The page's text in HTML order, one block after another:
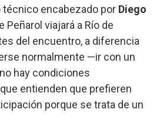
técnico encabezado por Diego
Peñarol viajará a Río de
del encuentro, a diferencia
normalmente —ir con un
hay condiciones
entienden que prefieren
porque se trata de un